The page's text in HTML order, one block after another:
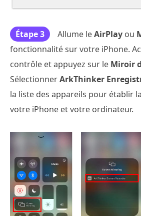
Étape 3 Allume leAirPlay ou
fonctionnalité sur votre iPhone.
contrôle et appuyez sur le Miroir
SélectionnerArkThinker
la liste des appareils pour établir
votre iPhone et votre ordinateur.